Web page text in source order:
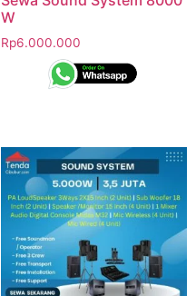
W
Rp6.000.000